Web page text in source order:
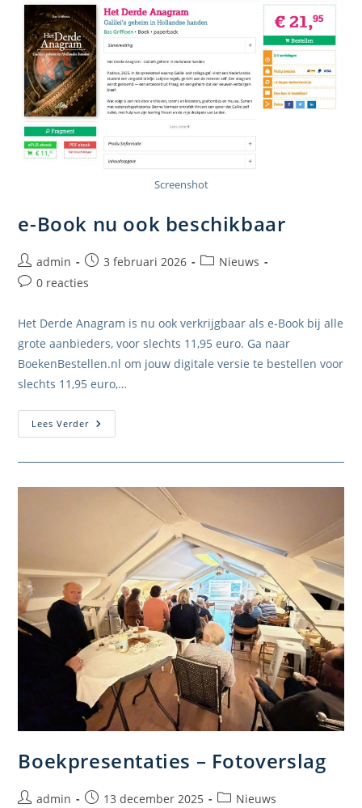
Screenshot
e-Book nu ook beschikbaar
Bericht
auteur:
admin
Bericht
gepubliceerd
3 februari 2026 Berichtcategorie:
Nieuws
Bericht0 reacties
Het Derde Anagram is nu ook verkrijgbaar als e-Book bij alle
grote aanbieders, voor slechts 11,95 euro. Ga naar
BoekenBestellen.nl om jouw digitale versie te bestellen voor
slechts 11,95 euro,…
Lees VerderE-
Book
Boekpresentaties – Fotoverslag
Bericht
admin
Bericht13 december 2025 Berichtcategorie:
Nieuws